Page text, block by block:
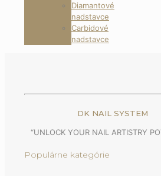
Diamantové
nadstavce
Carbidové
nadstavce
DK NAIL SYSTEM
“UNLOCK YOUR NAIL ARTISTRY
Populárne kategórie